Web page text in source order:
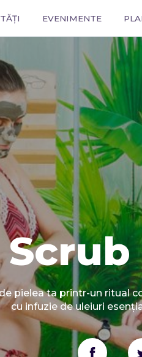
EVENIMENTE
pielea ta printr-un ritual
cu infuzie de uleiuri